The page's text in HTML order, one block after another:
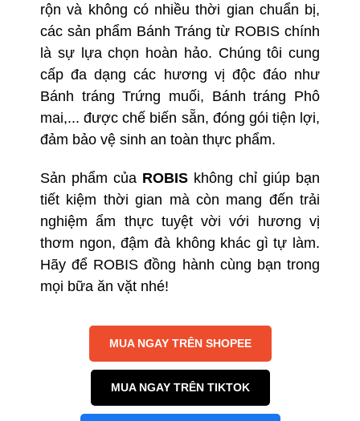
rộn và không có nhiều thời gian chuẩn bị,
các sản phẩm Bánh Tráng từ ROBIS chính
là sự lựa chọn hoàn hảo. Chúng tôi cung
cấp đa dạng các hương vị độc đáo như
Bánh tráng Trứng muối, Bánh tráng Phô
mai,... được chế biến sẵn, đóng gói tiện lợi,
đảm bảo vệ sinh an toàn thực phẩm.
Sản phẩm của ROBIS không chỉ giúp bạn
tiết kiệm thời gian mà còn mang đến trải
nghiệm ẩm thực tuyệt vời với hương vị
thơm ngon, đậm đà không khác gì tự làm.
Hãy để ROBIS đồng hành cùng bạn trong
mọi bữa ăn vặt nhé!
MUA NGAY TRÊN SHOPEE
MUA NGAY TRÊN TIKTOK